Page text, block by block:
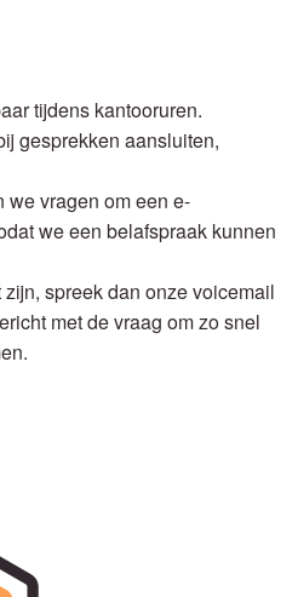
tijdens kantooruren.
gesprekken aansluiten,
vragen om een e-
we een belafspraak kunnen
spreek dan onze voicemail
met de vraag om zo snel